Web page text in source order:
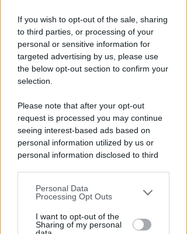
If you wish to opt-out of the sale, sharing
to third parties, or processing of your
personal or sensitive information for
targeted advertising by us, please use
the below opt-out section to confirm your
selection.
Please note that after your opt-out
request is processed you may continue
seeing interest-based ads based on
personal information utilized by us or
personal information disclosed to third
You may separately opt-out of the further
disclosure of your personal information
by third parties on the IAB’s list of
downstream participants.
Personal Data
Processing Opt Outs
I want to opt-out of the
Sharing of my personal
ECAD, IL 23 OTTOBRE
A Coriano l'incontro
internazionale "contro le
droghe". Spinelli: orgogliosa